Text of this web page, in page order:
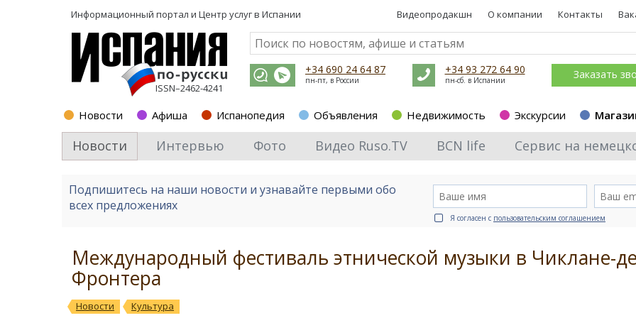
Информационный портал и Центр услуг в Испании Видеопродакшн О компании Контакты
ISSN–2462-4241
+34 690 24 64 87
пн-пт, в России
+34 93 272 64 90
пн-сб. в Испании Заказать
Новости Афиша Испанопедия Объявления Недвижимость Экскурсии
Новости Интервью Фото Видео Ruso.TV BCN life Сервис на
Подпишитесь на наши новости и узнавайте первыми обо
всех предложениях
Я согласен с пользовательским соглашением
Международный фестиваль этнической музыки в Чиклане-
Фронтера
Новости Культура